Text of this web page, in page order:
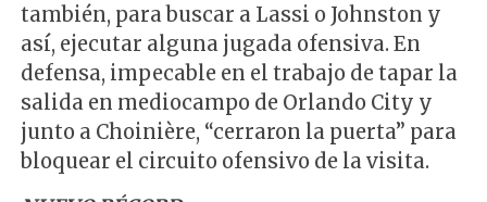
también, para buscar a Lassi o Johnston y
así, ejecutar alguna jugada ofensiva. En
defensa, impecable en el trabajo de tapar la
salida en mediocampo de Orlando City y
junto a Choinière, “cerraron la puerta” para
bloquear el circuito ofensivo de la visita.